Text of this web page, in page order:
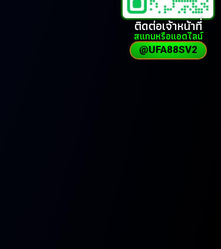
ติดต่อเจ้าหน้าที่
สแกนหรือแอดไลน์
@UFA88SV2